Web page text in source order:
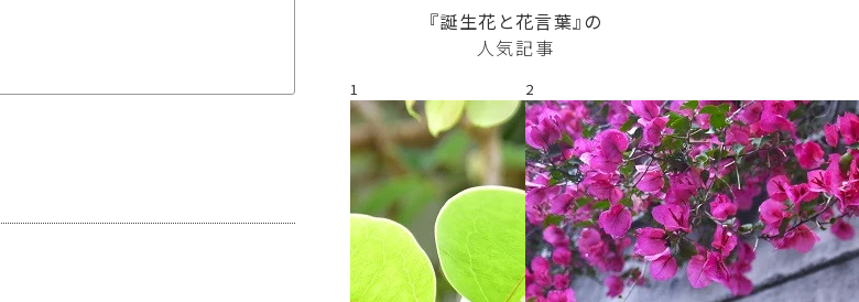
『誕生花と花言葉』の
人気記事
1 2